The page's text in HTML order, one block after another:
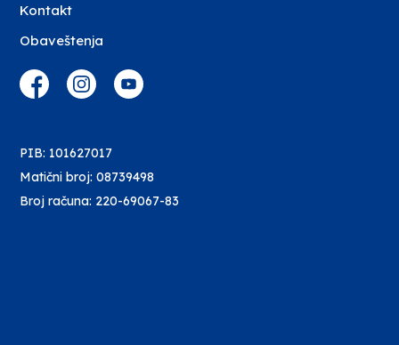
Kontakt
Obaveštenja
PIB: 101627017
Matični broj: 08739498
Broj računa: 220-69067-83